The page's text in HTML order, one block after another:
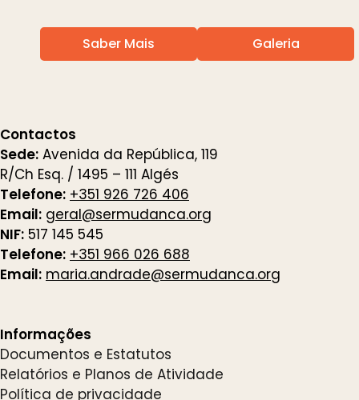
Saber Mais Galeria
Contactos
Sede: Avenida da República, 119
R/Ch Esq. / 1495 – 111 Algés
Telefone: +351 926 726 406
Email: geral@sermudanca.org
NIF: 517 145 545
Telefone: +351 966 026 688
Email: maria.andrade@sermudanca.org
Informações
Documentos e Estatutos
Relatórios e Planos de Atividade
Política de privacidade